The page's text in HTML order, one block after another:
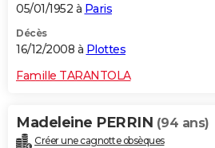
05/01/1952 à Paris
Décès
16/12/2008 à Plottes
Famille TARANTOLA
Madeleine PERRIN (94 ans)
Créer une cagnotte obsèques